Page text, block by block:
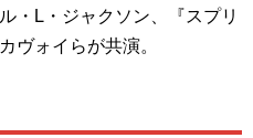
・L・ジャクソン、『スプリ
ヴォイらが共演。